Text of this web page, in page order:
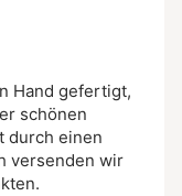
Hand gefertigt,
schönen
durch einen
versenden wir